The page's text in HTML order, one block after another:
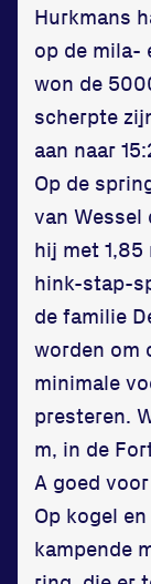
Hurkmans
op de mila-
won de
scherpte
aan naar
Op de
van Wessel
hij met
hink-stap-
de familie
worden om
minimale
presteren.
m, in de
A goed
Op kogel
kampende